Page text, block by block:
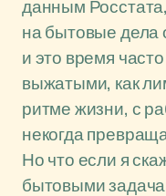
данным
на бытовые дела
и это время
выжатыми, как
ритме жизни, с
некогда
Но что если я
бытовыми